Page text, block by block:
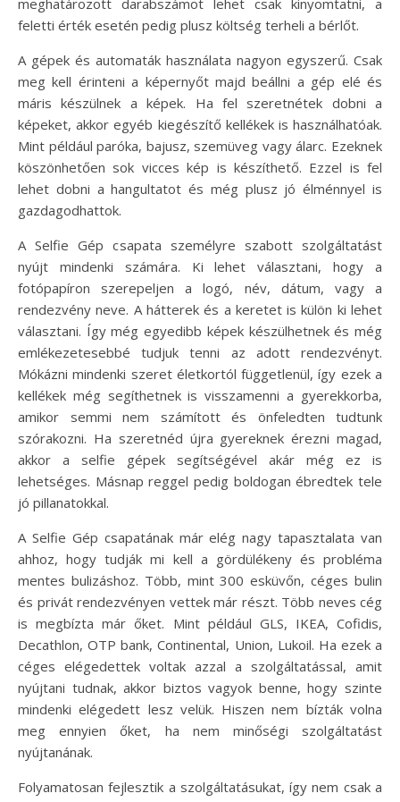
meghatározott darabszámot lehet csak kinyomtatni, a
feletti érték esetén pedig plusz költség terheli a bérlőt.
A gépek és automaták használata nagyon egyszerű. Csak
meg kell érinteni a képernyőt majd beállni a gép elé és
máris készülnek a képek. Ha fel szeretnétek dobni a
képeket, akkor egyéb kiegészítő kellékek is használhatóak.
Mint például paróka, bajusz, szemüveg vagy álarc. Ezeknek
köszönhetően sok vicces kép is készíthető. Ezzel is fel
lehet dobni a hangultatot és még plusz jó élménnyel is
gazdagodhattok.
A Selfie Gép csapata személyre szabott szolgáltatást
nyújt mindenki számára. Ki lehet választani, hogy a
fotópapíron szerepeljen a logó, név, dátum, vagy a
rendezvény neve. A hátterek és a keretet is külön ki lehet
választani. Így még egyedibb képek készülhetnek és még
emlékezetesebbé tudjuk tenni az adott rendezvényt.
Mókázni mindenki szeret életkortól függetlenül, így ezek a
kellékek még segíthetnek is visszamenni a gyerekkorba,
amikor semmi nem számított és önfeledten tudtunk
szórakozni. Ha szeretnéd újra gyereknek érezni magad,
akkor a selfie gépek segítségével akár még ez is
lehetséges. Másnap reggel pedig boldogan ébredtek tele
jó pillanatokkal.
A Selfie Gép csapatának már elég nagy tapasztalata van
ahhoz, hogy tudják mi kell a gördülékeny és probléma
mentes bulizáshoz. Több, mint 300 esküvőn, céges bulin
és privát rendezvényen vettek már részt. Több neves cég
is megbízta már őket. Mint például GLS, IKEA, Cofidis,
Decathlon, OTP bank, Continental, Union, Lukoil. Ha ezek a
céges elégedettek voltak azzal a szolgáltatással, amit
nyújtani tudnak, akkor biztos vagyok benne, hogy szinte
mindenki elégedett lesz velük. Hiszen nem bízták volna
meg ennyien őket, ha nem minőségi szolgáltatást
nyújtanának.
Folyamatosan fejlesztik a szolgáltatásukat, így nem csak a